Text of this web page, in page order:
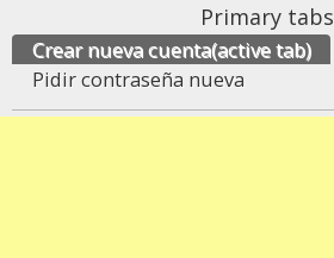
Primary tabs
Crear nueva cuenta(active tab)
Pidir contraseña nueva